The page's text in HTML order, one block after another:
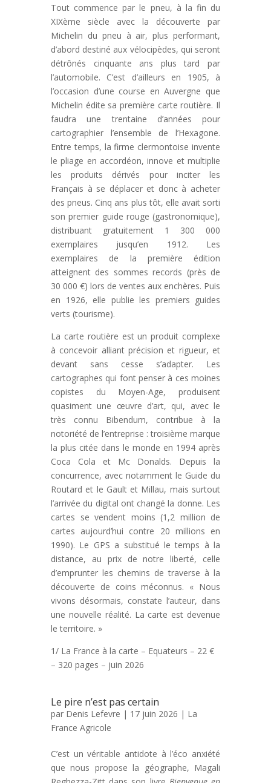
Tout commence par le pneu, à la fin du
XIXème siècle avec la découverte par
Michelin du pneu à air, plus performant,
d’abord destiné aux vélocipèdes, qui seront
détrônés cinquante ans plus tard par
l’automobile. C’est d’ailleurs en 1905, à
l’occasion d’une course en Auvergne que
Michelin édite sa première carte routière. Il
faudra une trentaine d’années pour
cartographier l’ensemble de l’Hexagone.
Entre temps, la firme clermontoise invente
le pliage en accordéon, innove et multiplie
les produits dérivés pour inciter les
Français à se déplacer et donc à acheter
des pneus. Cinq ans plus tôt, elle avait sorti
son premier guide rouge (gastronomique),
distribuant gratuitement 1 300 000
exemplaires jusqu’en 1912. Les
exemplaires de la première édition
atteignent des sommes records (près de
30 000 €) lors de ventes aux enchères. Puis
en 1926, elle publie les premiers guides
verts (tourisme).
La carte routière est un produit complexe
à concevoir alliant précision et rigueur, et
devant sans cesse s’adapter. Les
cartographes qui font penser à ces moines
copistes du Moyen-Age, produisent
quasiment une œuvre d’art, qui, avec le
très connu Bibendum, contribue à la
notoriété de l’entreprise : troisième marque
la plus citée dans le monde en 1994 après
Coca Cola et Mc Donalds. Depuis la
concurrence, avec notamment le Guide du
Routard et le Gault et Millau, mais surtout
l’arrivée du digital ont changé la donne. Les
cartes se vendent moins (1,2 million de
cartes aujourd’hui contre 20 millions en
1990). Le GPS a substitué le temps à la
distance, au prix de notre liberté, celle
d’emprunter les chemins de traverse à la
découverte de coins méconnus. « Nous
vivons désormais, constate l’auteur, dans
une nouvelle réalité. La carte est devenue
le territoire. »
1/ La France à la carte – Equateurs – 22 €
– 320 pages – juin 2026
Le pire n’est pas certain
par Denis Lefevre | 17 juin 2026 | La
France Agricole
C’est un véritable antidote à l’éco anxiété
que nous propose la géographe, Magali